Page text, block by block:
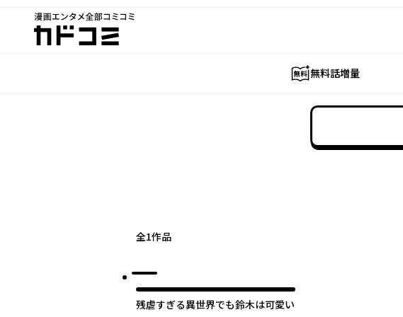
漫画エンタメ全部コミコミ
カドコミ
無料話増量
全1作品
残虐すぎる異世界でも鈴木は可愛い